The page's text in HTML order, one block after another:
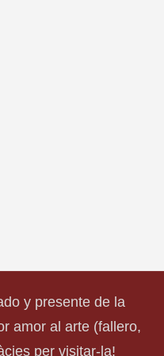
y presente de la
amor al arte (fallero,
per visitar-la!